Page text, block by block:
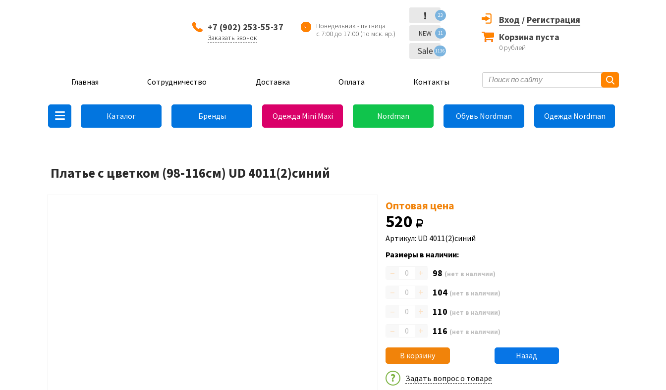
+7 (902) 253-55-37
Заказать звонок
Понедельник - пятница
с 7:00 до 17:00 (по мск. вр.)
! 23
NEW 11
Sale 1136
Вход / Регистрация
Корзина пуста
0 рублей
Главная Сотрудничество Доставка Оплата Контакты
Каталог Бренды Одежда Mini Maxi Nordman Обувь Nordman Одежда Nordman
Платье с цветком (98-116см) UD 4011(2)синий
Оптовая цена
520
Артикул: UD 4011(2)синий
Размеры в наличии:
– + 98 (нет в наличии)
– + 104 (нет в наличии)
– + 110 (нет в наличии)
– + 116 (нет в наличии)
В корзину Назад
Задать вопрос о товаре